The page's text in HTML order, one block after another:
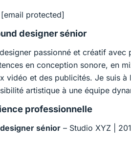
[email protected]
designer sénior
passionné et créatif avec
en conception sonore, en
vidéo et des publicités. Je suis
artistique à une équipe
professionnelle
sénior – Studio XYZ |